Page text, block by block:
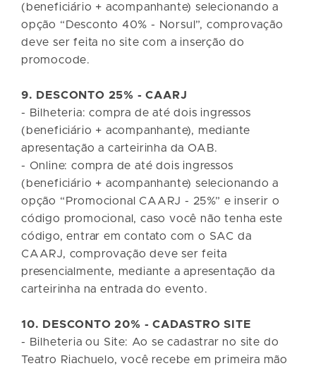
(beneficiário + acompanhante) selecionando a
opção “Desconto 40% - Norsul”, comprovação
deve ser feita no site com a inserção do
promocode.
9. DESCONTO 25% - CAARJ
- Bilheteria: compra de até dois ingressos
(beneficiário + acompanhante), mediante
apresentação a carteirinha da OAB.
- Online: compra de até dois ingressos
(beneficiário + acompanhante) selecionando a
opção “Promocional CAARJ - 25%” e inserir o
código promocional, caso você não tenha este
código, entrar em contato com o SAC da
CAARJ, comprovação deve ser feita
presencialmente, mediante a apresentação da
carteirinha na entrada do evento.
10. DESCONTO 20% - CADASTRO SITE
- Bilheteria ou Site: Ao se cadastrar no site do
Teatro Riachuelo, você recebe em primeira mão